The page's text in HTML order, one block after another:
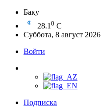
Баку
28.1 0 C
Суббота, 8 август 2026
Войти
Подписка